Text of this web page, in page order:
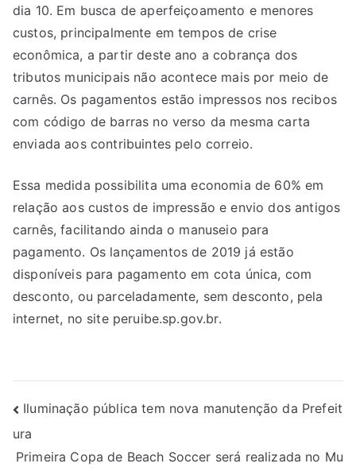
dia 10. Em busca de aperfeiçoamento e menores
custos, principalmente em tempos de crise
econômica, a partir deste ano a cobrança dos
tributos municipais não acontece mais por meio de
carnês. Os pagamentos estão impressos nos recibos
com código de barras no verso da mesma carta
enviada aos contribuintes pelo correio.
Essa medida possibilita uma economia de 60% em
relação aos custos de impressão e envio dos antigos
carnês, facilitando ainda o manuseio para
pagamento. Os lançamentos de 2019 já estão
disponíveis para pagamento em cota única, com
desconto, ou parceladamente, sem desconto, pela
internet, no site peruibe.sp.gov.br.
Iluminação pública tem nova manutenção da Prefeit
ura
Primeira Copa de Beach Soccer será realizada no Mu